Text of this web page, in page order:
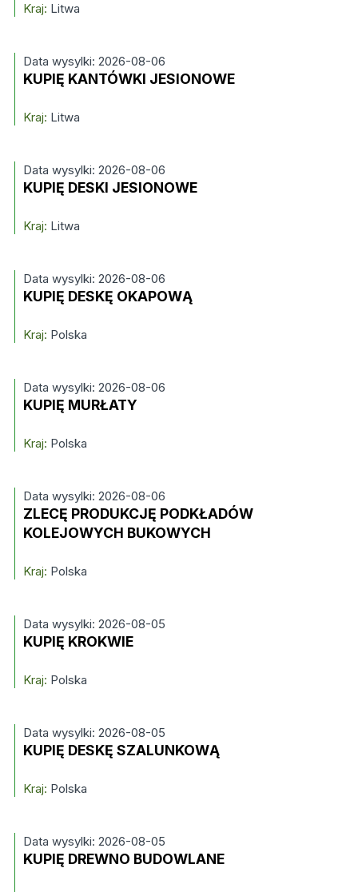
Kraj: Litwa
Data wysylki: 2026-08-06
KUPIĘ KANTÓWKI JESIONOWE
Kraj: Litwa
Data wysylki: 2026-08-06
KUPIĘ DESKI JESIONOWE
Kraj: Litwa
Data wysylki: 2026-08-06
KUPIĘ DESKĘ OKAPOWĄ
Kraj: Polska
Data wysylki: 2026-08-06
KUPIĘ MURŁATY
Kraj: Polska
Data wysylki: 2026-08-06
ZLECĘ PRODUKCJĘ PODKŁADÓW
KOLEJOWYCH BUKOWYCH
Kraj: Polska
Data wysylki: 2026-08-05
KUPIĘ KROKWIE
Kraj: Polska
Data wysylki: 2026-08-05
KUPIĘ DESKĘ SZALUNKOWĄ
Kraj: Polska
Data wysylki: 2026-08-05
KUPIĘ DREWNO BUDOWLANE